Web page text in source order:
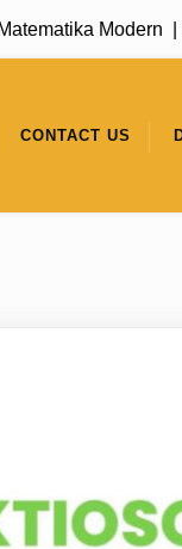
Modern |
CONTACT US